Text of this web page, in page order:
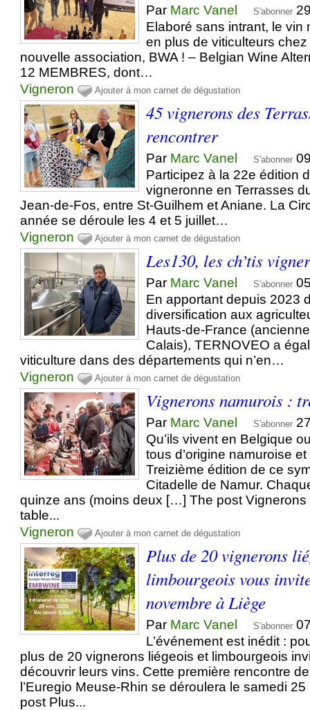
Par Marc Vanel S'abonner
Elaboré sans intrant, le vin
en plus de viticulteurs
nouvelle association, BWA ! – Belgian Wine
12 MEMBRES, dont…
Vigneron
Ajouter à mon carnet de dégustation
45 vignerons des
rencontrer
Par Marc Vanel S'abonner
Participez à la 22e édition
vigneronne en Terrasses
Jean-de-Fos, entre St-Guilhem et Aniane. La
année se déroule les 4 et 5 juillet…
Vigneron
Ajouter à mon carnet de dégustation
Les130, les ch’tis
Par Marc Vanel S'abonner
En apportant depuis 2023
diversification aux
Hauts-de-France
Calais), TERNOVEO a
viticulture dans des départements qui n’en…
Vigneron
Ajouter à mon carnet de dégustation
Vignerons namurois :
Par Marc Vanel S'abonner
Qu’ils vivent en Belgique
tous d’origine namuroise
Treizième édition de ce
Citadelle de Namur.
quinze ans (moins deux […] The post Vignerons
table...
Vigneron
Ajouter à mon carnet de dégustation
Plus de 20 vignerons
limbourgeois vous
novembre à Liège
Par Marc Vanel S'abonner
L’événement est inédit :
plus de 20 vignerons liégeois et limbourgeois
découvrir leurs vins. Cette première rencontre
l’Euregio Meuse-Rhin se déroulera le samedi
post Plus...